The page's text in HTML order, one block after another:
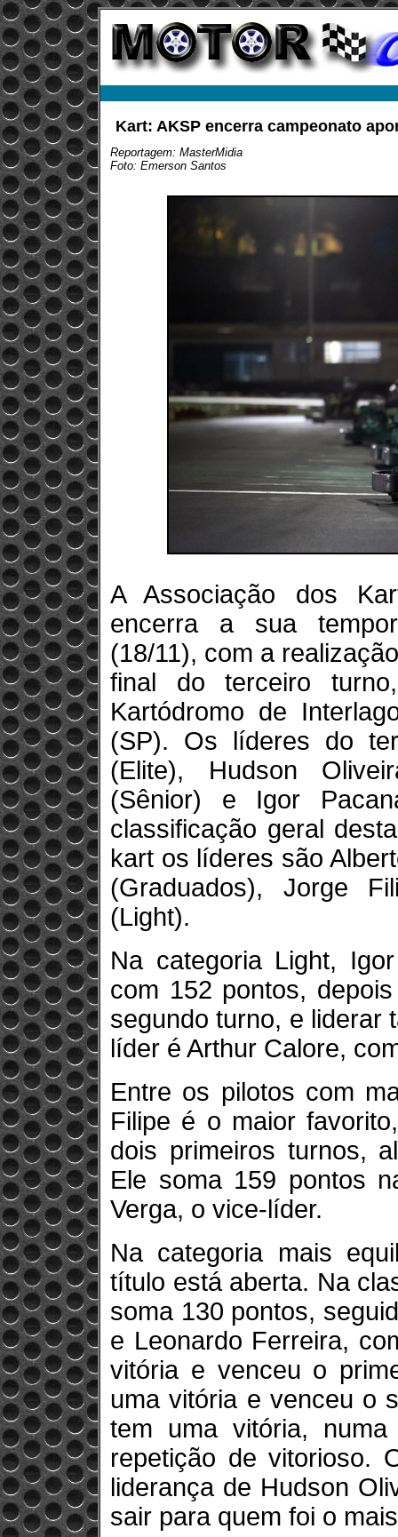
Kart: AKSP encerra campeonato
Reportagem: MasterMidia
Foto: Emerson Santos
A Associação dos
encerra a sua
(18/11), com a
final do terceiro
Kartódromo de
(SP). Os líderes do
(Elite), Hudson
(Sênior) e Igor
classificação geral
kart os líderes são
(Graduados), Jorge
(Light).
Na categoria Light,
com 152 pontos,
segundo turno, e liderar
líder é Arthur Calore,
Entre os pilotos com
Filipe é o maior
dois primeiros turnos,
Ele soma 159 pontos
Verga, o vice-líder.
Na categoria mais
título está aberta. Na
soma 130 pontos,
e Leonardo Ferreira,
vitória e venceu o
uma vitória e venceu o
tem uma vitória,
repetição de vitorioso.
liderança de Hudson
sair para quem foi o